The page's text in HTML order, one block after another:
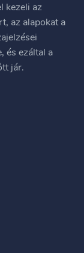
kezeli az
az alapokat a
és ezáltal a
jár.